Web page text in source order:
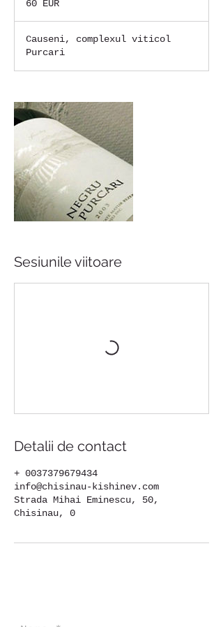
euro60 EUR
Causeni, complexul viticol
Purcari
Sesiunile viitoare
Detalii de contact
+ 0037379679434
info@chisinau-kishinev.com
Strada Mihai Eminescu, 50,
Chisinau, 0